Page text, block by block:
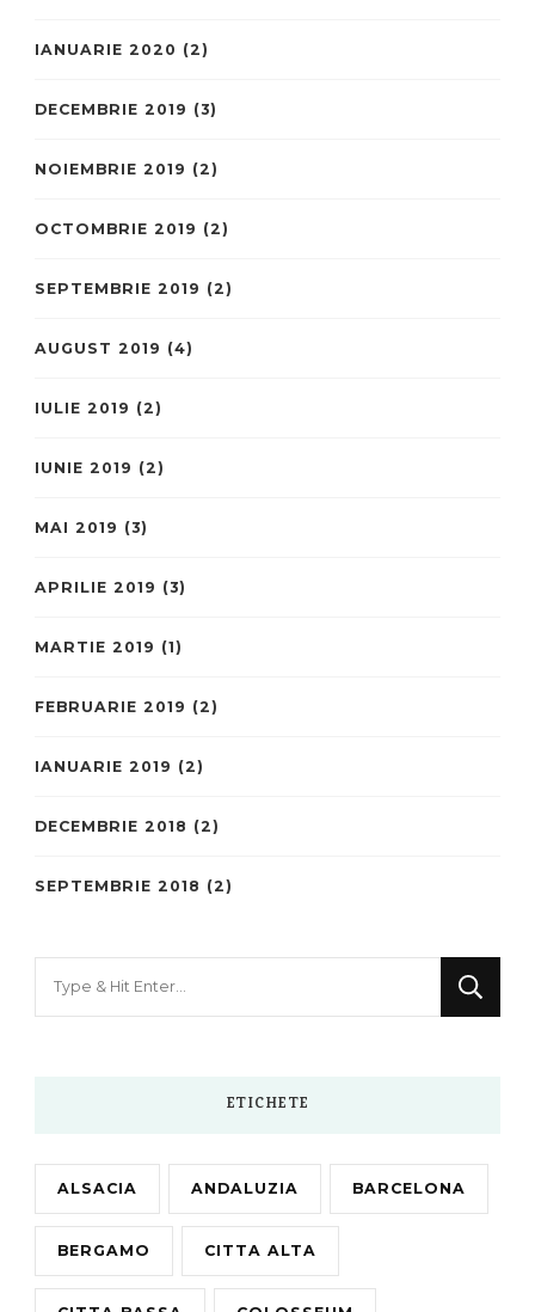
IANUARIE 2020 (2)
DECEMBRIE 2019 (3)
NOIEMBRIE 2019 (2)
OCTOMBRIE 2019 (2)
SEPTEMBRIE 2019 (2)
AUGUST 2019 (4)
IULIE 2019 (2)
IUNIE 2019 (2)
MAI 2019 (3)
APRILIE 2019 (3)
MARTIE 2019 (1)
FEBRUARIE 2019 (2)
IANUARIE 2019 (2)
DECEMBRIE 2018 (2)
SEPTEMBRIE 2018 (2)
ETICHETE
ALSACIA ANDALUZIA BARCELONA
BERGAMO CITTA ALTA